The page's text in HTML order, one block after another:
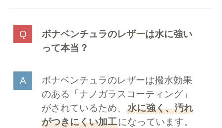
ボナベンチュラのレザーは水に強い
って本当？
ボナベンチュラのレザーは撥水効果
のある「ナノガラスコーティング」
がされているため、 水に強く、汚れ
がつきにくい加工になっています。